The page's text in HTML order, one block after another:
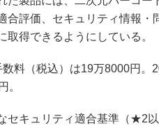
合評価、セキュリティ情報
取得できるようにしている。
料（税込）は19万8000円。
。
セキュリティ適合基準（★2